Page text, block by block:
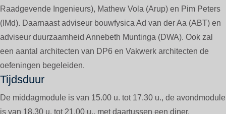
Raadgevende Ingenieurs), Mathew Vola (Arup) en Pim Peters
(IMd). Daarnaast adviseur bouwfysica Ad van der Aa (ABT) en
adviseur duurzaamheid Annebeth Muntinga (DWA). Ook zal
een aantal architecten van DP6 en Vakwerk architecten de
oefeningen begeleiden.
Tijdsduur
De middagmodule is van 15.00 u. tot 17.30 u., de avondmodule
is van 18.30 u. tot 21.00 u., met daartussen een diner.